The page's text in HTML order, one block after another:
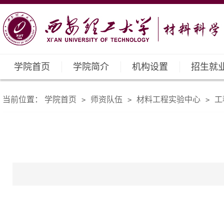
学院首页 学院简介 机构设置 招生就
当前位置： 学院首页 > 师资队伍 > 材料工程实验中心 >